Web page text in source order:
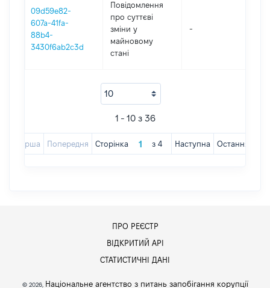
09d59e82-
607a-41fa-
88b4-
3430f6ab2c3d
Повідомлення
про суттєві
зміни y
майновому
стані
-
1 - 10 з 36
Перша Попередня Сторінка з 4 Наступна Остання
ПРО РЕЄСТР
ВІДКРИТИЙ АРІ
СТАТИСТИЧНІ ДАНІ
© 2026, Національне агентство з питань запобігання корупції